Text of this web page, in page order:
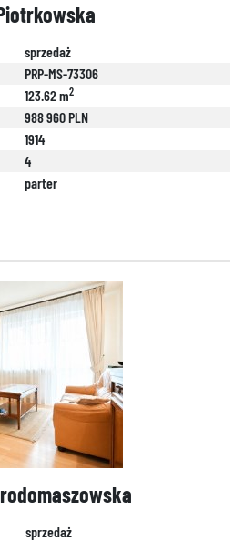
sprzedaż
PRP-MS-73306
123.62 m2
988 960 PLN
1914
4
parter
sprzedaż